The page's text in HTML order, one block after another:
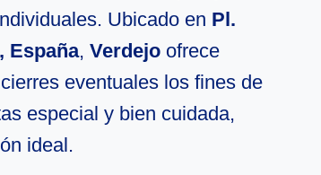
Ubicado en Pl.
España, Verdejo ofrece
eventuales los fines de
especial y bien cuidada,
ideal.